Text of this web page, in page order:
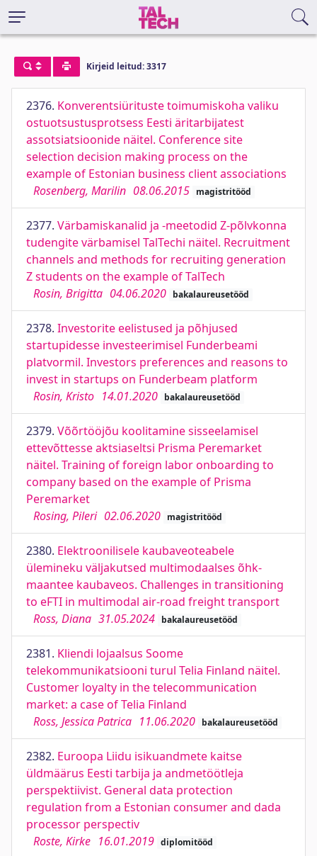
Kirjeid leitud: 3317
2376. Konverentsiürituste toimumiskoha valiku
ostuotsustusprotsess Eesti äritarbijatest
assotsiatsioonide näitel. Conference site
selection decision making process on the
example of Estonian business client associations
Rosenberg, Marilin 08.06.2015 magistritööd
2377. Värbamiskanalid ja -meetodid Z-põlvkonna
tudengite värbamisel TalTechi näitel. Recruitment
channels and methods for recruiting generation
Z students on the example of TalTech
Rosin, Brigitta 04.06.2020 bakalaureusetööd
2378. Investorite eelistused ja põhjused
startupidesse investeerimisel Funderbeami
platvormil. Investors preferences and reasons to
invest in startups on Funderbeam platform
Rosin, Kristo 14.01.2020 bakalaureusetööd
2379. Võõrtööjõu koolitamine sisseelamisel
ettevõttesse aktsiaseltsi Prisma Peremarket
näitel. Training of foreign labor onboarding to
company based on the example of Prisma
Peremarket
Rosing, Pileri 02.06.2020 magistritööd
2380. Elektroonilisele kaubaveoteabele
ülemineku väljakutsed multimodaalses õhk-
maantee kaubaveos. Challenges in transitioning
to eFTI in multimodal air-road freight transport
Ross, Diana 31.05.2024 bakalaureusetööd
2381. Kliendi lojaalsus Soome
telekommunikatsiooni turul Telia Finland näitel.
Customer loyalty in the telecommunication
market: a case of Telia Finland
Ross, Jessica Patrica 11.06.2020 bakalaureusetööd
2382. Euroopa Liidu isikuandmete kaitse
üldmäärus Eesti tarbija ja andmetöötleja
perspektiivist. General data protection
regulation from a Estonian consumer and dada
processor perspectiv
Roste, Kirke 16.01.2019 diplomitööd